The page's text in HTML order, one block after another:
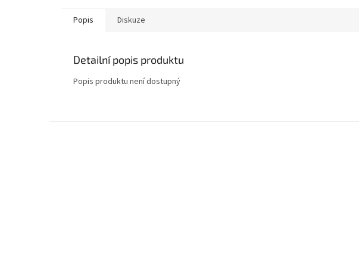
Popis Diskuze
Detailní popis produktu
Popis produktu není dostupný